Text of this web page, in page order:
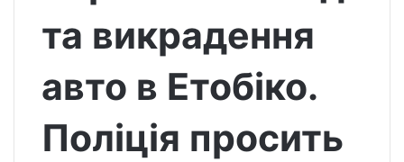
та викрадення
авто в Етобіко.
Поліція просить